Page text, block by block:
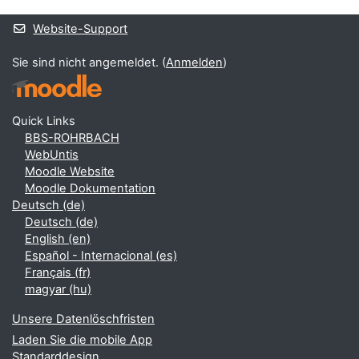
Website-Support
Sie sind nicht angemeldet. (Anmelden)
Quick Links
BBS-ROHRBACH
WebUntis
Moodle Website
Moodle Dokumentation
Deutsch ‎(de)‎
Deutsch ‎(de)‎
English ‎(en)‎
Español - Internacional ‎(es)‎
Français ‎(fr)‎
magyar ‎(hu)‎
Unsere Datenlöschfristen
Laden Sie die mobile App